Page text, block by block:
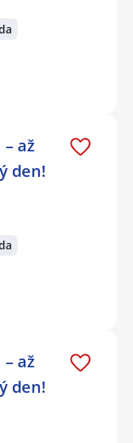
až
den!
až
den!